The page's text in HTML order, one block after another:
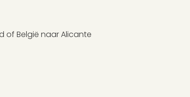
of België naar Alicante